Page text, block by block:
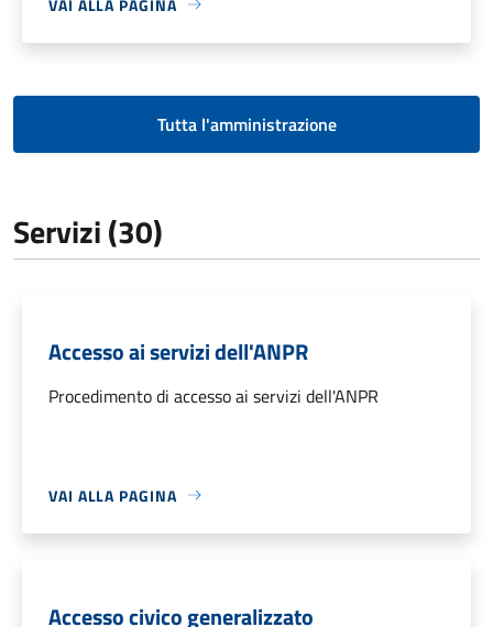
Tutta l'amministrazione
Servizi (30)
Accesso ai servizi dell'ANPR
Procedimento di accesso ai servizi dell'ANPR
VAI ALLA PAGINA
Accesso civico generalizzato